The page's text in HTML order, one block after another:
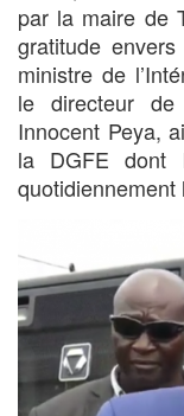
par la maire de
gratitude
ministre de
le directeur de
Innocent Peya,
la DGFE dont